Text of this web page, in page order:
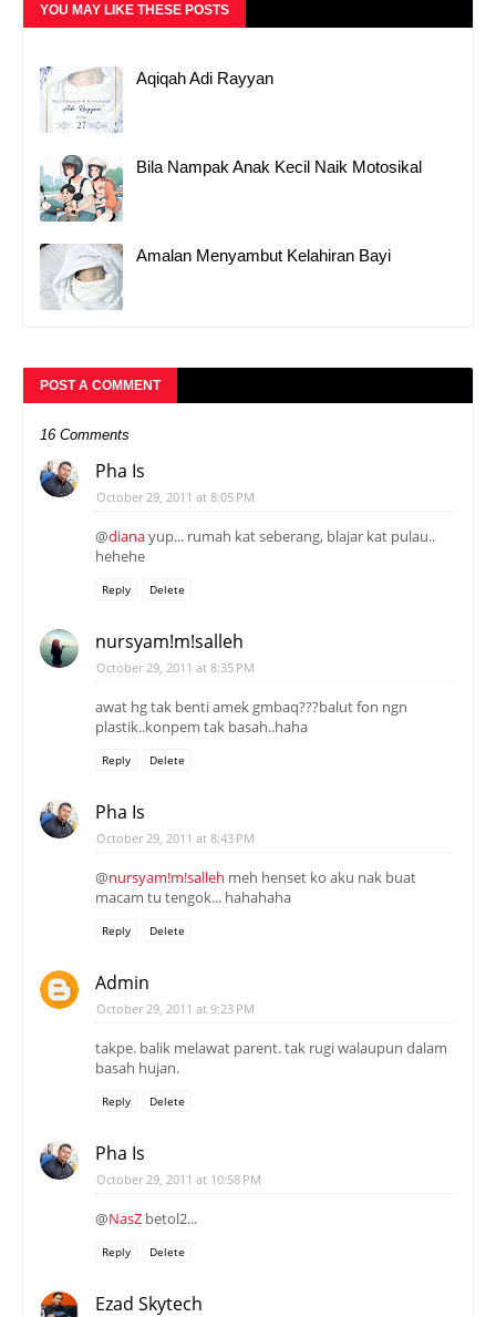
YOU MAY LIKE THESE POSTS
Aqiqah Adi Rayyan
Bila Nampak Anak Kecil Naik Motosikal
Amalan Menyambut Kelahiran Bayi
POST A COMMENT
16 Comments
Pha Is
October 29, 2011 at 8:05 PM
@dianayup... rumah kat seberang, blajar kat pulau..
hehehe
Reply Delete
nursyam!m!salleh
October 29, 2011 at 8:35 PM
awat hg tak benti amek gmbaq???balut fon ngn
plastik..konpem tak basah..haha
Reply Delete
Pha Is
October 29, 2011 at 8:43 PM
@nursyam!m!salleh meh henset ko aku nak buat
macam tu tengok... hahahaha
Reply Delete
Admin
October 29, 2011 at 9:23 PM
takpe. balik melawat parent. tak rugi walaupun dalam
basah hujan.
Reply Delete
Pha Is
October 29, 2011 at 10:58 PM
@NasZ betol2...
Reply Delete
Ezad Skytech